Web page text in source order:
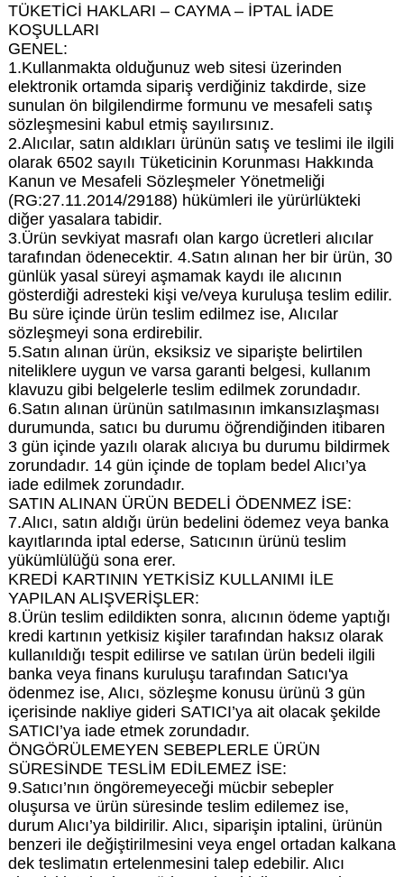
TÜKETİCİ HAKLARI – CAYMA – İPTAL İADE
KOŞULLARI
GENEL:
1.Kullanmakta olduğunuz web sitesi üzerinden
elektronik ortamda sipariş verdiğiniz takdirde, size
sunulan ön bilgilendirme formunu ve mesafeli satış
sözleşmesini kabul etmiş sayılırsınız.
2.Alıcılar, satın aldıkları ürünün satış ve teslimi ile ilgili
olarak 6502 sayılı Tüketicinin Korunması Hakkında
Kanun ve Mesafeli Sözleşmeler Yönetmeliği
(RG:27.11.2014/29188) hükümleri ile yürürlükteki
diğer yasalara tabidir.
3.Ürün sevkiyat masrafı olan kargo ücretleri alıcılar
tarafından ödenecektir. 4.Satın alınan her bir ürün, 30
günlük yasal süreyi aşmamak kaydı ile alıcının
gösterdiği adresteki kişi ve/veya kuruluşa teslim edilir.
Bu süre içinde ürün teslim edilmez ise, Alıcılar
sözleşmeyi sona erdirebilir.
5.Satın alınan ürün, eksiksiz ve siparişte belirtilen
niteliklere uygun ve varsa garanti belgesi, kullanım
klavuzu gibi belgelerle teslim edilmek zorundadır.
6.Satın alınan ürünün satılmasının imkansızlaşması
durumunda, satıcı bu durumu öğrendiğinden itibaren
3 gün içinde yazılı olarak alıcıya bu durumu bildirmek
zorundadır. 14 gün içinde de toplam bedel Alıcı’ya
iade edilmek zorundadır.
SATIN ALINAN ÜRÜN BEDELİ ÖDENMEZ İSE:
7.Alıcı, satın aldığı ürün bedelini ödemez veya banka
kayıtlarında iptal ederse, Satıcının ürünü teslim
yükümlülüğü sona erer.
KREDİ KARTININ YETKİSİZ KULLANIMI İLE
YAPILAN ALIŞVERİŞLER:
8.Ürün teslim edildikten sonra, alıcının ödeme yaptığı
kredi kartının yetkisiz kişiler tarafından haksız olarak
kullanıldığı tespit edilirse ve satılan ürün bedeli ilgili
banka veya finans kuruluşu tarafından Satıcı'ya
ödenmez ise, Alıcı, sözleşme konusu ürünü 3 gün
içerisinde nakliye gideri SATICI’ya ait olacak şekilde
SATICI’ya iade etmek zorundadır.
ÖNGÖRÜLEMEYEN SEBEPLERLE ÜRÜN
SÜRESİNDE TESLİM EDİLEMEZ İSE:
9.Satıcı’nın öngöremeyeceği mücbir sebepler
oluşursa ve ürün süresinde teslim edilemez ise,
durum Alıcı’ya bildirilir. Alıcı, siparişin iptalini, ürünün
benzeri ile değiştirilmesini veya engel ortadan kalkana
dek teslimatın ertelenmesini talep edebilir. Alıcı